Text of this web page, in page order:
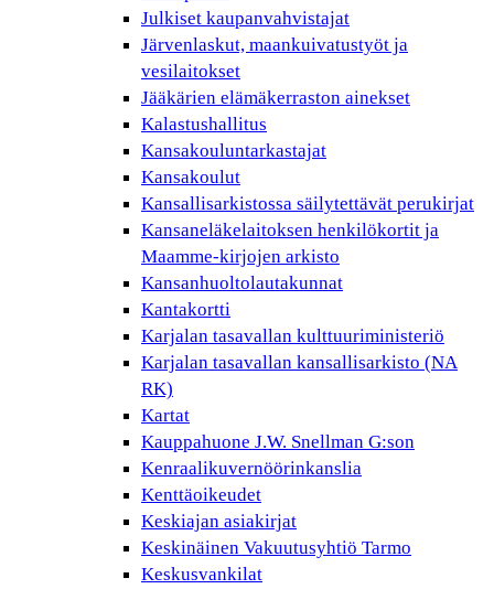
Julkiset kaupanvahvistajat
Järvenlaskut, maankuivatustyöt ja
vesilaitokset
Jääkärien elämäkerraston ainekset
Kalastushallitus
Kansakouluntarkastajat
Kansakoulut
Kansallisarkistossa säilytettävät perukirjat
Kansaneläkelaitoksen henkilökortit ja
Maamme-kirjojen arkisto
Kansanhuoltolautakunnat
Kantakortti
Karjalan tasavallan kulttuuriministeriö
Karjalan tasavallan kansallisarkisto (NA
RK)
Kartat
Kauppahuone J.W. Snellman G:son
Kenraalikuvernöörinkanslia
Kenttäoikeudet
Keskiajan asiakirjat
Keskinäinen Vakuutusyhtiö Tarmo
Keskusvankilat